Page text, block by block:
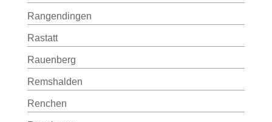
Rangendingen
Rastatt
Rauenberg
Remshalden
Renchen